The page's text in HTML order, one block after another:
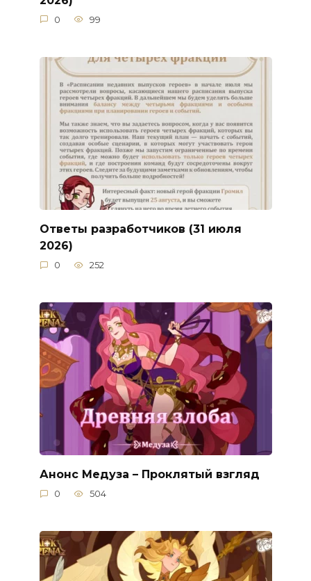
0 99
Ответы разработчиков (31 июля
2026)
0 252
Анонс Медуза – Проклятый взгляд
0 504